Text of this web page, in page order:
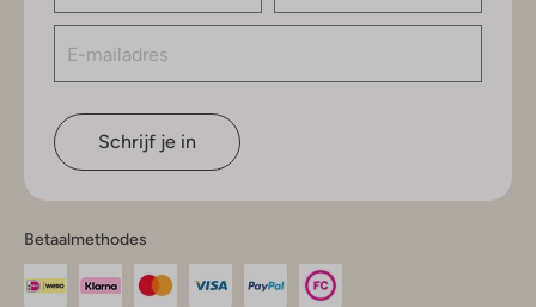
Schrijf je in
Betaalmethodes